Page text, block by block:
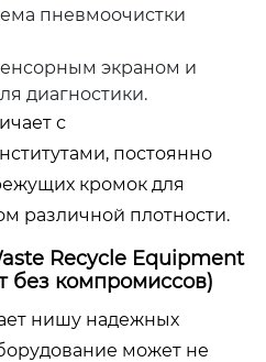
пневмоочистки
экраном и
диагностики.
с
постоянно
кромок для
различной плотности.
Recycle Equipment
без компромиссов)
нишу надежных
может не